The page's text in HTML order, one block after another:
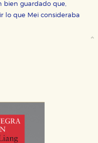
bien guardado que,
lo que Mei consideraba